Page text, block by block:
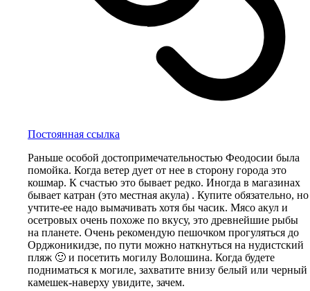
Постоянная ссылка
Раньше особой достопримечательностью Феодосии была
помойка. Когда ветер дует от нее в сторону города это
кошмар. К счастью это бывает редко. Иногда в магазинах
бывает катран (это местная акула) . Купите обязательно, но
учтите-ее надо вымачивать хотя бы часик. Мясо акул и
осетровых очень похоже по вкусу, это древнейшие рыбы
на планете. Очень рекомендую пешочком прогуляться до
Орджоникидзе, по пути можно наткнуться на нудистский
пляж 🙂 и посетить могилу Волошина. Когда будете
подниматься к могиле, захватите внизу белый или черный
камешек-наверху увидите, зачем.